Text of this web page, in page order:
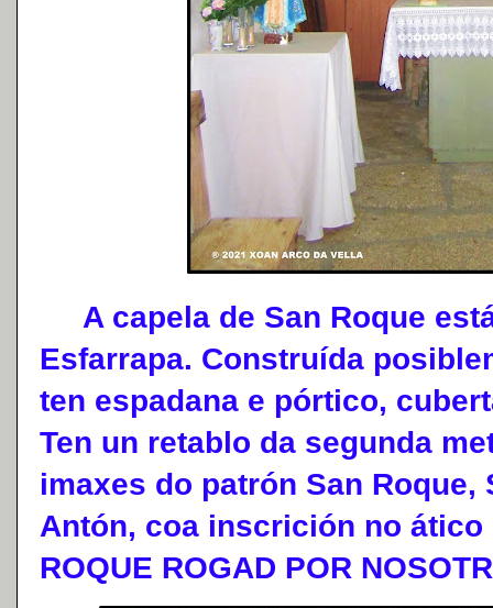
A capela de San Roque
Esfarrapa. Construída
ten espadana e pórtico,
Ten un retablo da segunda
imaxes do patrón San Roque,
Antón, coa inscrición no ático
ROQUE ROGAD POR